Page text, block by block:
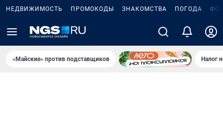
НЕДВИЖИМОСТЬ ПРОМОКОДЫ ЗНАКОМСТВА ПОГОДА
«Майские» против подставщиков Налог